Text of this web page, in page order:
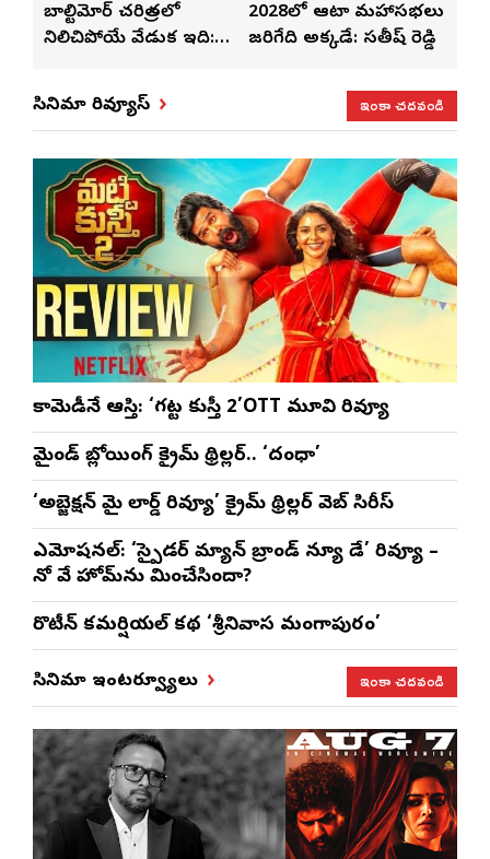
బాల్టిమోర్ చరిత్రలో
నిలిచిపోయే వేడుక ఇది:
2028లో ఆటా మహాసభలు
జరిగేది అక్కడే: సతీష్ రెడ్డి
సినిమా రివ్యూస్ ఇంకా చదవండి
కామెడీనే ఆస్తి: ‘గట్ట కుస్తీ 2’OTT మూవి రివ్యూ
మైండ్ బ్లోయింగ్ క్రైమ్ థ్రిల్లర్.. ‘దంధా’
‘అబ్జెక్ష‌న్ మై లార్డ్ రివ్యూ’ క్రైమ్ థ్రిల్ల‌ర్ వెబ్ సిరీస్
ఎమోష‌న‌ల్‌: ‘స్పైడర్ మ్యాన్ బ్రాండ్ న్యూ డే’ రివ్యూ –
నో వే హోమ్‌ను మించేసిందా?
రొటీన్‌ కమర్షియల్‌ కథ ‘శ్రీనివాస మంగాపురం’
సినిమా ఇంటర్వ్యూలు ఇంకా చదవండి